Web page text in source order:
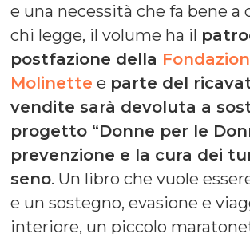
e una necessità che fa bene a
chi legge, il volume ha il
postfazione della
Molinette e parte del
vendite sarà devoluta a
progetto “Donne per le
prevenzione e la cura dei
seno. Un libro che vuole
e un sostegno, evasione e
interiore, un piccolo